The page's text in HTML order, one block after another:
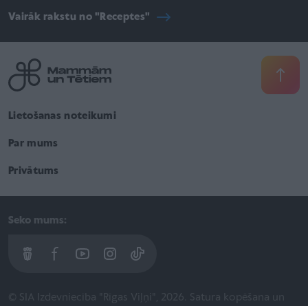
Vairāk rakstu no "Receptes"
Lietošanas noteikumi
Par mums
Privātums
Seko mums:
© SIA Izdevniecība "Rīgas Viļņi", 2026. Satura kopēšana un